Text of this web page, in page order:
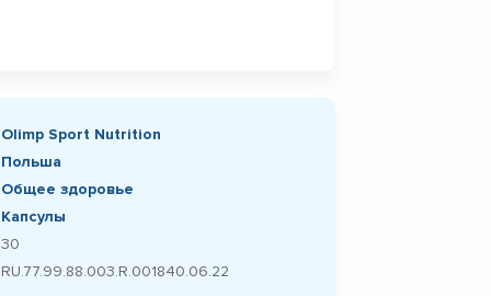
Olimp Sport Nutrition
Польша
Общее здоровье
Капсулы
30
RU.77.99.88.003.R.001840.06.22